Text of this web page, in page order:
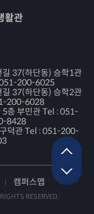
활관
37(하단동) 승학1관
200-6025
37(하단동) 승학2관
200-6028
층 부민관 Tel : 051-
8428
덕관 Tel : 051-200-
캠퍼스맵
RESERVED.